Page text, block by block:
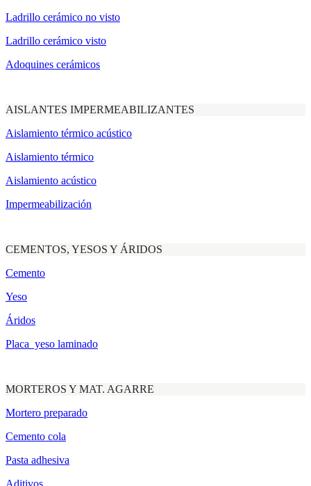
Ladrillo cerámico no visto
Ladrillo cerámico visto
Adoquines cerámicos
AISLANTES IMPERMEABILIZANTES
Aislamiento térmico acústico
Aislamiento térmico
Aislamiento acústico
Impermeabilización
CEMENTOS, YESOS Y ÁRIDOS
Cemento
Yeso
Áridos
Placa yeso laminado
MORTEROS Y MAT. AGARRE
Mortero preparado
Cemento cola
Pasta adhesiva
Aditivos